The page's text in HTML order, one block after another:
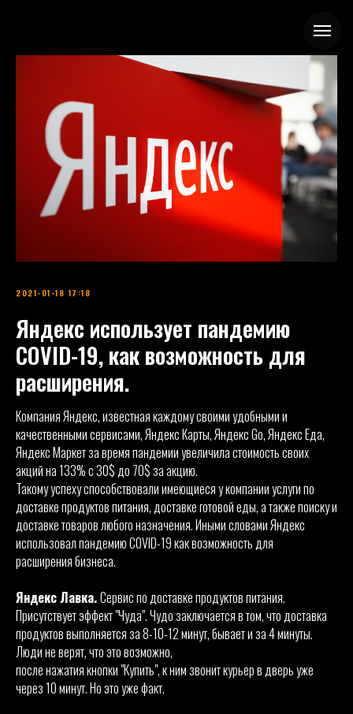
2021-01-18 17:18
Яндекс использует пандемию
COVID-19, как возможность для
расширения.
Компания Яндекс, известная каждому своими удобными и
качественными сервисами, Яндекс Карты, Яндекс Go, Яндекс Еда,
Яндекс Маркет за время пандемии увеличила стоимость своих
акций на 133% с 30$ до 70$ за акцию.
Такому успеху способствовали имеющиеся у компании услуги по
доставке продуктов питания, доставке готовой еды, а также поиску и
доставке товаров любого назначения. Иными словами Яндекс
использовал пандемию COVID-19 как возможность для
расширения бизнеса.
Яндекс Лавка.Сервис по доставке продуктов питания.
Присутствует эффект "Чуда". Чудо заключается в том, что доставка
продуктов выполняется за 8-10-12 минут, бывает и за 4 минуты.
Люди не верят, что это возможно,
после нажатия кнопки "Купить", к ним звонит курьер в дверь уже
через 10 минут. Но это уже факт.